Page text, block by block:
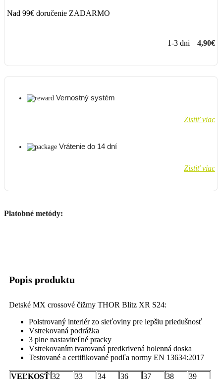
Nad 99€ doručenie ZADARMO
1-3 dni 4,90€
Vernostný systém
Zistiť viac
Vrátenie do 14 dní
Zistiť viac
Platobné metódy:
Popis produktu
Detské MX crossové čižmy THOR Blitz XR S24:
Polstrovaný interiér zo sieťoviny pre lepšiu priedušnosť
Vstrekovaná podrážka
3 plne nastaviteľné pracky
Vstrekovaním tvarovaná predkrivená holenná doska
Testované a certifikované podľa normy EN 13634:2017
VEĽKOSŤ 32 33 34 36 37 38
39